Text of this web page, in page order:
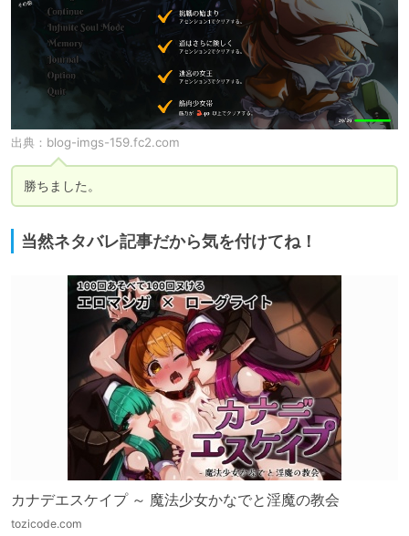
出典： blog-imgs-159.fc2.com
勝ちました。
当然ネタバレ記事だから気を付けてね！
カナデエスケイプ ～ 魔法少女かなでと淫魔の教会
tozicode.com